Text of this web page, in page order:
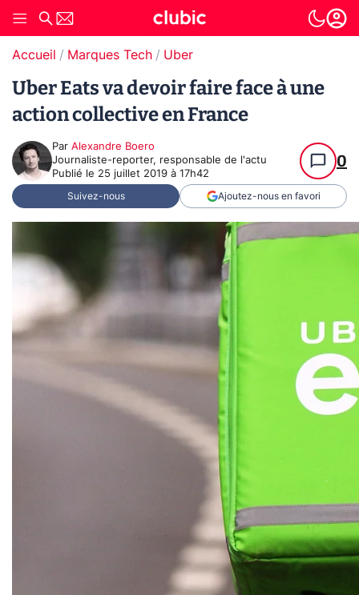
Accueil Marques Tech Uber
Uber Eats va devoir faire face à une
action collective en France
Par Alexandre Boero
Journaliste-reporter, responsable de l'actu
Publié le 25 juillet 2019 à 17h42
0
Suivez-nous Ajoutez-nous en favori